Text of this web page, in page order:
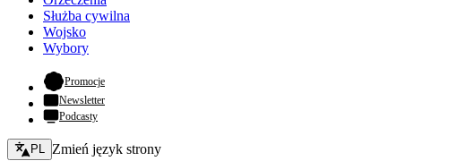
Służba cywilna
Wojsko
Wybory
Promocje- otwiera się w nowej karcie
Newsletter
Podcasty
Zmień język - bieżący:
PL Zmień język strony